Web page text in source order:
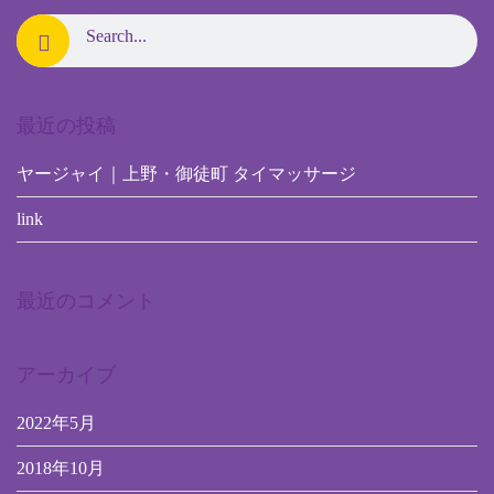
最近の投稿
ヤージャイ｜上野・御徒町 タイマッサージ
link
最近のコメント
アーカイブ
2022年5月
2018年10月